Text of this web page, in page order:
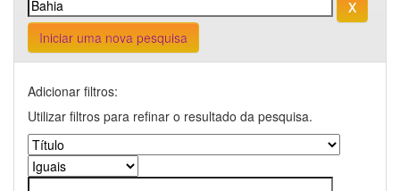
Iniciar uma nova pesquisa
Adicionar filtros:
Utilizar filtros para refinar o resultado da pesquisa.